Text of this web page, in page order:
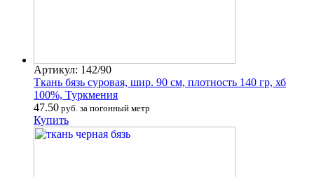
Артикул: 142/90
Ткань бязь суровая, шир. 90 см, плотность 140 гр, хб
100%, Туркмения
47.50 руб. за погонный метр
Купить